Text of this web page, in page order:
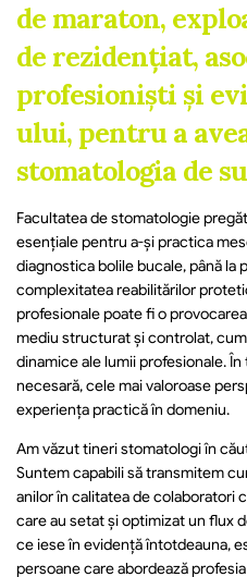
de maraton,
de rezidențiat,
profesioniști și
ului, pentru a
stomatologia de
Facultatea de stomatologie
esențiale pentru a-și practica
diagnostica bolile bucale, până la
complexitatea reabilitărilor
profesionale poate fi o
mediu structurat și controlat,
dinamice ale lumii profesionale.
necesară, cele mai valoroase
experiența practică în domeniu.
Am văzut tineri stomatologi în
Suntem capabili să transmitem
anilor în calitatea de colaboratori
care au setat și optimizat un flux
ce iese în evidență întotdeauna,
persoane care abordează